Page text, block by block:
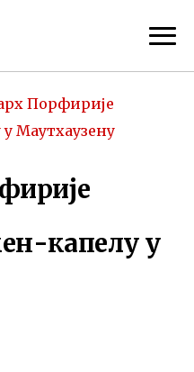
Порфирије
Маутхаузену
капелу у